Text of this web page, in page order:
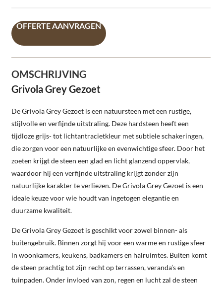
OFFERTE AANVRAGEN
OMSCHRIJVING
Grivola Grey Gezoet
De Grivola Grey Gezoet is een natuursteen met een rustige,
stijlvolle en verfijnde uitstraling. Deze hardsteen heeft een
tijdloze grijs- tot lichtantracietkleur met subtiele schakeringen,
die zorgen voor een natuurlijke en evenwichtige sfeer. Door het
zoeten krijgt de steen een glad en licht glanzend oppervlak,
waardoor hij een verfijnde uitstraling krijgt zonder zijn
natuurlijke karakter te verliezen. De Grivola Grey Gezoet is een
ideale keuze voor wie houdt van ingetogen elegantie en
duurzame kwaliteit.
De Grivola Grey Gezoet is geschikt voor zowel binnen- als
buitengebruik. Binnen zorgt hij voor een warme en rustige sfeer
in woonkamers, keukens, badkamers en halruimtes. Buiten komt
de steen prachtig tot zijn recht op terrassen, veranda’s en
tuinpaden. Onder invloed van zon, regen en lucht zal de steen